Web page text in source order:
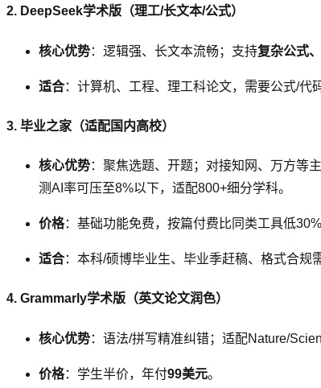
2. DeepSeek学术版（理工/长文本/公式）
核心优势：逻辑强、长文本流畅；支持复杂公式
适合：计算机、工程、理工科论文，需要公式/代
3. 毕业之家（适配国内高校）
核心优势：聚焦选题、开题；对接知网、万方等
测AI率可压至8%以下，适配800+细分学科。
价格：基础功能免费，按篇付费比同类工具低
适合：本科/硕博毕业生、毕业季赶稿、格式合规
4. Grammarly学术版（英文论文润色）
核心优势：语法/拼写精准纠错；适配Nature/
价格：学生半价，年付99美元。